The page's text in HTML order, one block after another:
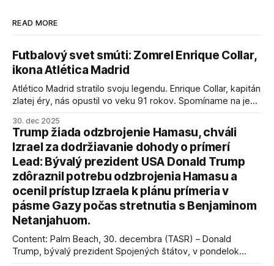
READ MORE
Futbalový svet smúti: Zomrel Enrique Collar,
ikona Atlética Madrid
Atlético Madrid stratilo svoju legendu. Enrique Collar, kapitán
zlatej éry, nás opustil vo veku 91 rokov. Spomíname na jeho
30. dec 2025
Trump žiada odzbrojenie Hamasu, chváli
Izrael za dodržiavanie dohody o prímerí
Lead: Bývalý prezident USA Donald Trump
zdôraznil potrebu odzbrojenia Hamasu a
ocenil prístup Izraela k plánu prímeria v
pásme Gazy počas stretnutia s Benjaminom
Netanjahuom.
Content: Palm Beach, 30. decembra (TASR) – Donald
Trump, bývalý prezident Spojených štátov, v pondelok